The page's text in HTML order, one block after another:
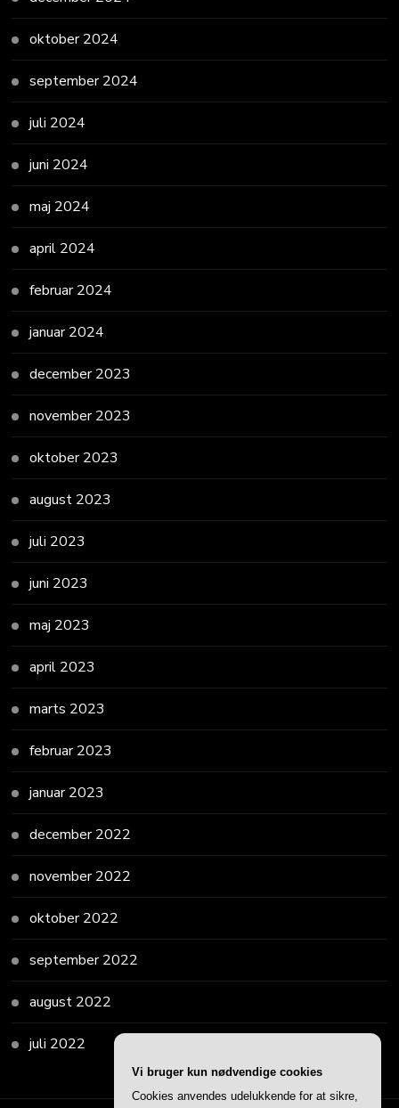
oktober 2024
september 2024
juli 2024
juni 2024
maj 2024
april 2024
februar 2024
januar 2024
december 2023
november 2023
oktober 2023
august 2023
juli 2023
juni 2023
maj 2023
april 2023
marts 2023
februar 2023
januar 2023
december 2022
november 2022
oktober 2022
september 2022
august 2022
juli 2022
Vi bruger kun nødvendige cookies
Cookies anvendes udelukkende for at sikre,